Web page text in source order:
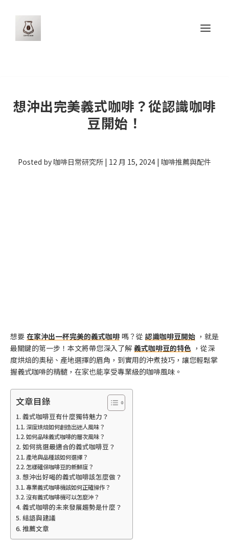
想沖出完美義式咖啡？從認識咖啡
豆開始！
Posted by 咖啡日常研究所 | 12 月 15, 2024 | 咖啡推薦與配件
想要 在家沖出一杯完美的義式咖啡 嗎？從 認識咖啡豆開始 ，就是
最關鍵的第一步！本文將帶您深入了解 義式咖啡豆的特色 ，從深
度烘焙的奧秘、產地選擇的眉角，到實用的沖煮技巧，讓您輕鬆掌
握義式咖啡的精髓，在家也能享受專業級的咖啡風味。
文章目錄
義式咖啡豆有什麼獨特魅力？
深度烘焙如何創造出迷人風味？
如何品味義式咖啡的層次風味？
如何挑選最適合的義式咖啡豆？
產地與品種該如何選擇？
怎樣確保咖啡豆的新鮮度？
想沖出好喝的義式咖啡該怎麼做？
專業義式咖啡機該如何正確操作？
沒有義式咖啡機可以怎麼沖？
義式咖啡的未來發展趨勢是什麼？
結語與建議
推薦文章